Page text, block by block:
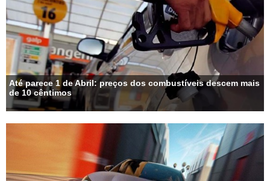
Até parece 1 de Abril: preços dos combustíveis descem mais
de 10 cêntimos